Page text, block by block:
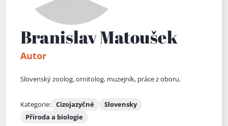
Branislav Matoušek
Autor
Slovenský zoolog, ornitolog, muzejník, práce z oboru.
Kategorie: Cizojazyčné
Slovensky
Příroda a biologie